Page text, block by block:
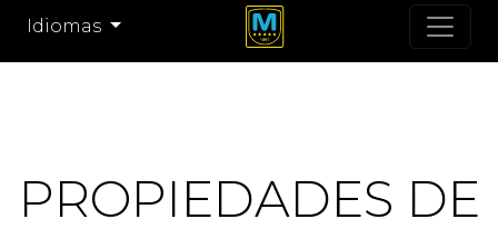
Idiomas
PROPIEDADES DE